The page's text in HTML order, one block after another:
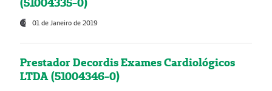
01 de Janeiro de 2019
Prestador Decordis Exames Cardiológicos
LTDA (51004346-0)